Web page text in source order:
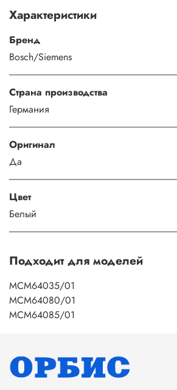
Характеристики
Бренд
Bosch/Siemens
Страна производства
Германия
Оригинал
Да
Цвет
Белый
Подходит для моделей
MCM64035/01
MCM64080/01
MCM64085/01